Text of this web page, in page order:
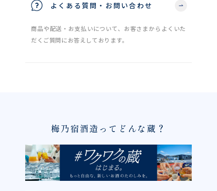
よくある質問・お問い合わせ
商品や配送・お支払いについて、お客さまからよくいた
だくご質問にお答えしております。
梅乃宿酒造ってどんな蔵？